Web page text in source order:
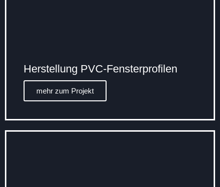
Herstellung PVC-Fensterprofilen
mehr zum Projekt